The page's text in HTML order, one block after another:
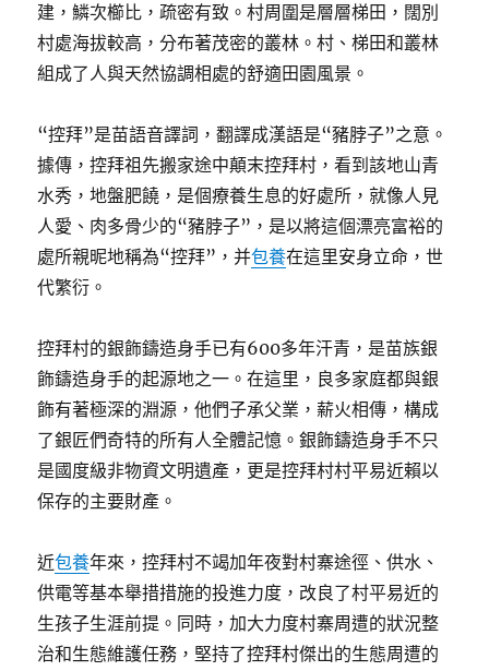
建，鱗次櫛比，疏密有致。村周圍是層層梯田，闊別
村處海拔較高，分布著茂密的叢林。村、梯田和叢林
組成了人與天然協調相處的舒適田園風景。
“控拜”是苗語音譯詞，翻譯成漢語是“豬脖子”之意。
據傳，控拜祖先搬家途中顛末控拜村，看到該地山青
水秀，地盤肥饒，是個療養生息的好處所，就像人見
人愛、肉多骨少的“豬脖子”，是以將這個漂亮富裕的
處所親昵地稱為“控拜”，并包養在這里安身立命，世
代繁衍。
控拜村的銀飾鑄造身手已有600多年汗青，是苗族銀
飾鑄造身手的起源地之一。在這里，良多家庭都與銀
飾有著極深的淵源，他們子承父業，薪火相傳，構成
了銀匠們奇特的所有人全體記憶。銀飾鑄造身手不只
是國度級非物資文明遺產，更是控拜村村平易近賴以
保存的主要財產。
近包養年來，控拜村不竭加年夜對村寨途徑、供水、
供電等基本舉措措施的投進力度，改良了村平易近的
生孩子生涯前提。同時，加大力度村寨周遭的狀況整
治和生態維護任務，堅持了控拜村傑出的生態周遭的